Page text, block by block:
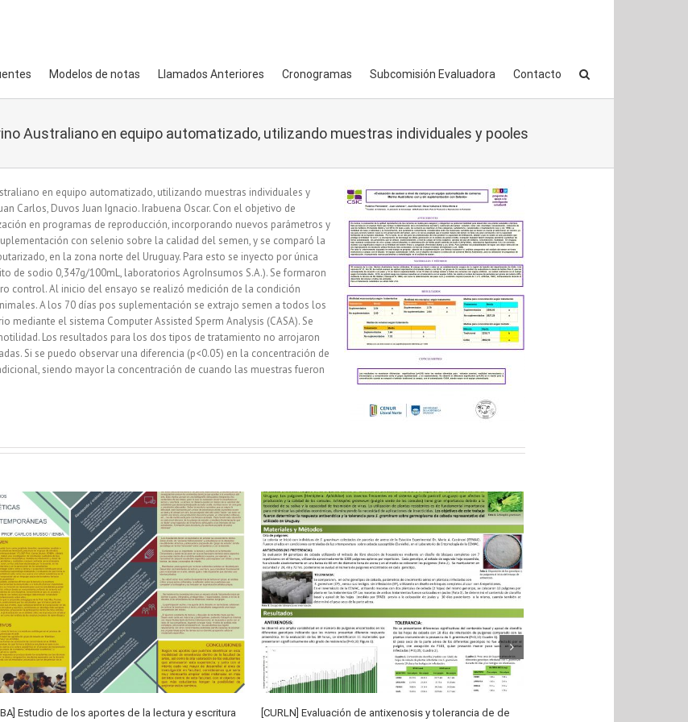
Modelos de notas Llamados Anteriores Cronogramas Subcomisión Evaluadora Contacto
Australiano en equipo automatizado, utilizando muestras individuales y pooles
en equipo automatizado, utilizando muestras individuales y
Carlos, Duvos Juan Ignacio. Irabuena Oscar. Con el objetivo de
en programas de reproducción, incorporando nuevos parámetros y
con selenio sobre la calidad del semen, y se comparó la
en la zona norte del Uruguay. Para esto se inyecto por única
de sodio 0,347g/100mL, laboratorios AgroInsumos S.A.). Se formaron
control. Al inicio del ensayo se realizó medición de la condición
A los 70 días pos suplementación se extrajo semen a todos los
el sistema Computer Assisted Sperm Analysis (CASA). Se
Los resultados para los dos tipos de tratamiento no arrojaron
Si se puedo observar una diferencia (p<0.05) en la concentración de
siendo mayor la concentración de cuando las muestras fueron
Estudio de los aportes de la lectura y escritura [CURLN] Evaluación de antixenosis y tolerancia de de